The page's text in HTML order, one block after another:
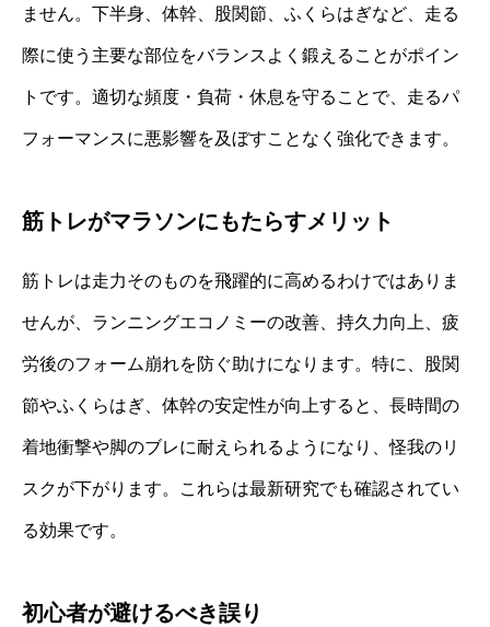
ません。下半身、体幹、股関節、ふくらはぎなど、走る
際に使う主要な部位をバランスよく鍛えることがポイン
トです。適切な頻度・負荷・休息を守ることで、走るパ
フォーマンスに悪影響を及ぼすことなく強化できます。
筋トレがマラソンにもたらすメリット
筋トレは走力そのものを飛躍的に高めるわけではありま
せんが、ランニングエコノミーの改善、持久力向上、疲
労後のフォーム崩れを防ぐ助けになります。特に、股関
節やふくらはぎ、体幹の安定性が向上すると、長時間の
着地衝撃や脚のブレに耐えられるようになり、怪我のリ
スクが下がります。これらは最新研究でも確認されてい
る効果です。
初心者が避けるべき誤り